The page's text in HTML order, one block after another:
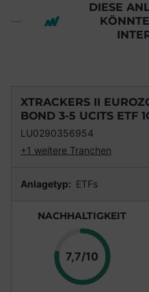
DIESE
XTRACKERS II
BOND 3-5 UCITS ETF
LU0290356954
+1 weitere Tranchen
Anlagetyp: ETFs
NACHHALTIGKEIT
7,7/10 Punkte